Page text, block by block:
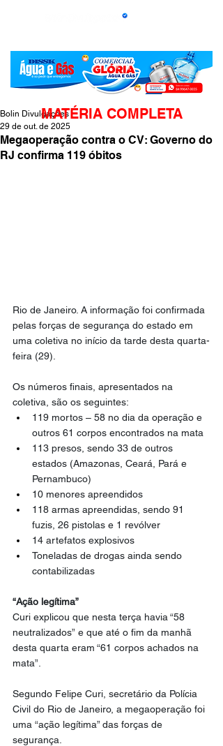
Megaoperação contra o CV: Governo do
RJ confirma 119 óbitos
Bolin Divulgações
29 de out. de 2025
Rio de Janeiro. A informação foi confirmada
pelas forças de segurança do estado em
uma coletiva no início da tarde desta quarta-
feira (29).
Os números finais, apresentados na
coletiva, são os seguintes:
119 mortos – 58 no dia da operação e
outros 61 corpos encontrados na mata
113 presos, sendo 33 de outros
estados (Amazonas, Ceará, Pará e
Pernambuco)
10 menores apreendidos
118 armas apreendidas, sendo 91
fuzis, 26 pistolas e 1 revólver
14 artefatos explosivos
Toneladas de drogas ainda sendo
contabilizadas
“Ação legítima”
Curi explicou que nesta terça havia “58
neutralizados” e que até o fim da manhã
desta quarta eram “61 corpos achados na
mata”.
Segundo Felipe Curi, secretário da Polícia
Civil do Rio de Janeiro, a megaoperação foi
uma “ação legítima” das forças de
segurança.
MATÉRIA COMPLETA